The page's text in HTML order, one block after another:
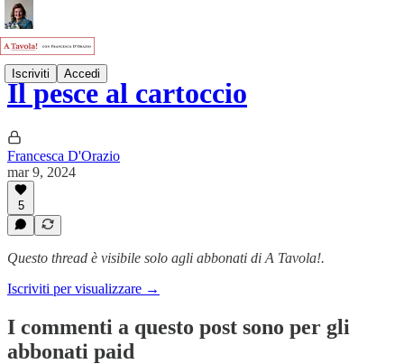
Iscriviti Accedi
Il pesce al cartoccio
Francesca D'Orazio
mar 9, 2024
5
Questo thread è visibile solo agli abbonati di A Tavola!.
Iscriviti per visualizzare →
I commenti a questo post sono per gli
abbonati paid